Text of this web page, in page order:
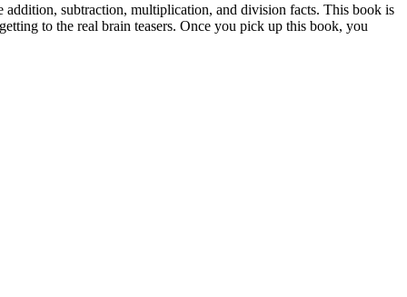
subtraction, multiplication, and division facts. This book is
to the real brain teasers. Once you pick up this book, you